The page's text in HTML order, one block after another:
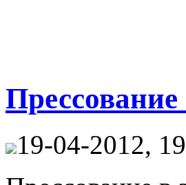
19-04-2012,